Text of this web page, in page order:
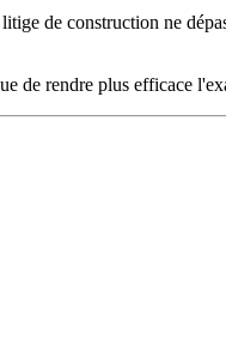
de construction ne
de rendre plus efficace